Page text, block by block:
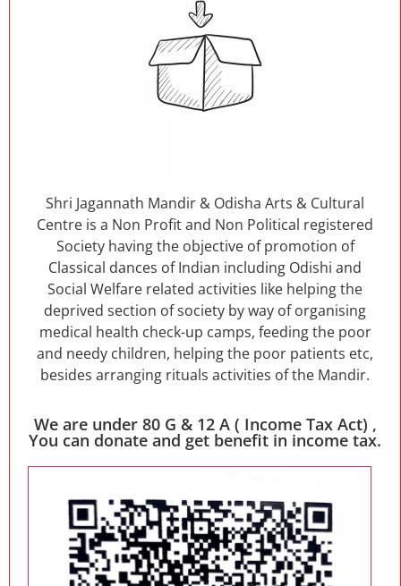
Shri Jagannath Mandir & Odisha Arts & Cultural
Centre is a Non Profit and Non Political registered
Society having the objective of promotion of
Classical dances of Indian including Odishi and
Social Welfare related activities like helping the
deprived section of society by way of organising
medical health check-up camps, feeding the poor
and needy children, helping the poor patients etc,
besides arranging rituals activities of the Mandir.
We are under 80 G & 12 A ( Income Tax Act) ,
You can donate and get benefit in income tax.